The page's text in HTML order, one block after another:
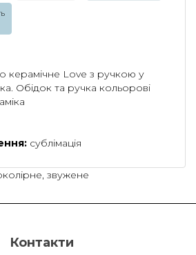
керамічне Love з ручкою у
Обідок та ручка кольорові
сублімація
, звужене
Контакти